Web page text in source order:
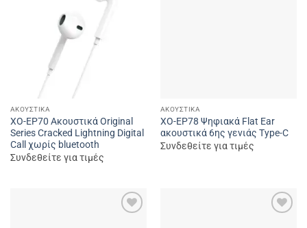
ΑΚΟΥΣΤΙΚΆ
XO-EP70 Ακουστικά Original
Series Cracked Lightning Digital
Call χωρίς bluetooth
Συνδεθείτε για τιμές
ΑΚΟΥΣΤΙΚΆ
XO-EP78 Ψηφιακά Flat Ear
ακουστικά 6ης γενιάς Type-C
Συνδεθείτε για τιμές